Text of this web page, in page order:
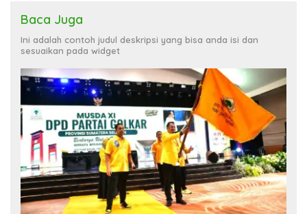
Baca Juga
Ini adalah contoh judul deskripsi yang bisa anda isi dan
sesuaikan pada widget